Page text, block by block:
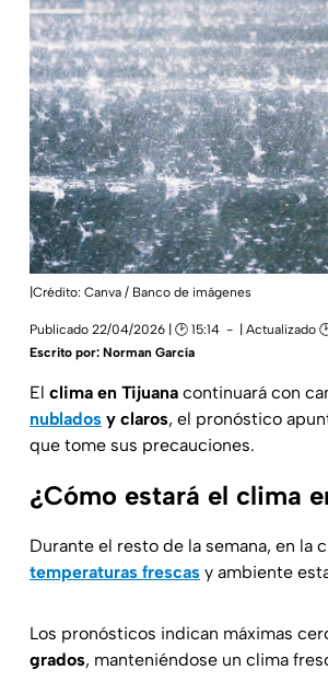
|Crédito: Canva / Banco de imágenes
Publicado 22/04/2026 | 🕑 15:14 | Actualizado
Escrito por: Norman García
El clima en Tijuana continuará con
nublados y claros, el pronóstico
que tome sus precauciones.
¿Cómo estará el clima
Durante el resto de la semana, en la
temperaturas frescas y ambiente
Los pronósticos indican máximas
grados, manteniéndose un clima